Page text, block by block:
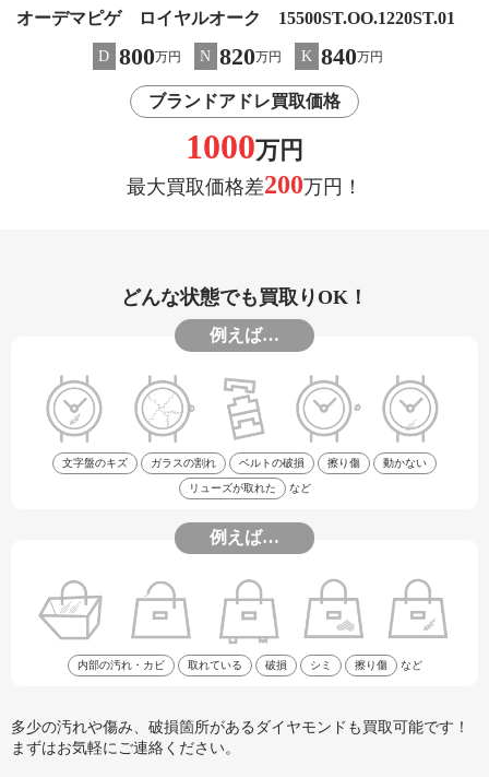
オーデマピゲ ロイヤルオーク 15500ST.OO.1220ST.01
D 800万円 N 820万円 K 840万円
ブランドアドレ買取価格
1000万円
最大買取価格差200万円！
どんな状態でも買取りOK！
例えば…
文字盤のキズ ガラスの割れ ベルトの破損 擦り傷 動かない
リューズが取れた など
例えば…
内部の汚れ・カビ 取れている 破損 シミ 擦り傷 など
多少の汚れや傷み、破損箇所があるダイヤモンドも買取可能です！
まずはお気軽にご連絡ください。